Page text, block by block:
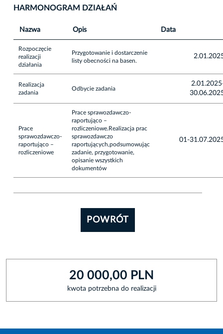
HARMONOGRAM DZIAŁAŃ
Nazwa Opis Data
Rozpoczęcie
realizacji
działania
Przygotowanie i dostarczenie
listy obecności na basen.
Realizacja
zadania
Odbycie zadania
Prace
sprawozdawczo-
raportująco –
rozliczeniowe
Prace sprawozdawczo-
raportująco –
rozliczeniowe.Realizacja prac
sprawozdawczo
raportujących,podsumowując
zadanie, przygotowanie,
opisanie wszystkich
dokumentów
01-
POWRÓT
20 000,00 PLN
kwota potrzebna do realizacji